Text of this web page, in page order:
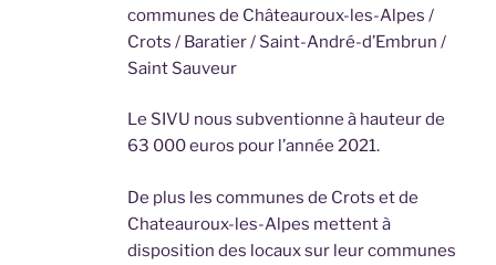
communes de Châteauroux-les-Alpes /
Crots / Baratier / Saint-André-d’Embrun /
Saint Sauveur
Le SIVU nous subventionne à hauteur de
63 000 euros pour l’année 2021.
De plus les communes de Crots et de
Chateauroux-les-Alpes mettent à
disposition des locaux sur leur communes